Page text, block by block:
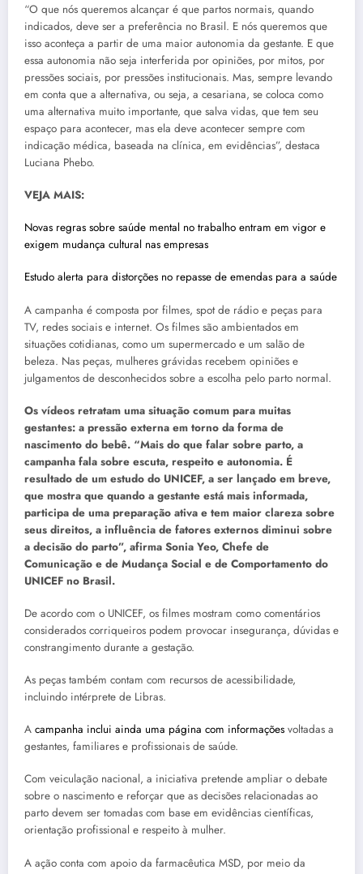
“O que nós queremos alcançar é que partos normais, quando
indicados, deve ser a preferência no Brasil. E nós queremos que
isso aconteça a partir de uma maior autonomia da gestante. E que
essa autonomia não seja interferida por opiniões, por mitos, por
pressões sociais, por pressões institucionais. Mas, sempre levando
em conta que a alternativa, ou seja, a cesariana, se coloca como
uma alternativa muito importante, que salva vidas, que tem seu
espaço para acontecer, mas ela deve acontecer sempre com
indicação médica, baseada na clínica, em evidências”, destaca
Luciana Phebo.
VEJA MAIS:
Novas regras sobre saúde mental no trabalho entram em vigor e
exigem mudança cultural nas empresas
Estudo alerta para distorções no repasse de emendas para a saúde
A campanha é composta por filmes, spot de rádio e peças para
TV, redes sociais e internet. Os filmes são ambientados em
situações cotidianas, como um supermercado e um salão de
beleza. Nas peças, mulheres grávidas recebem opiniões e
julgamentos de desconhecidos sobre a escolha pelo parto normal.
Os vídeos retratam uma situação comum para muitas
gestantes: a pressão externa em torno da forma de
nascimento do bebê. “Mais do que falar sobre parto, a
campanha fala sobre escuta, respeito e autonomia. É
resultado de um estudo do UNICEF, a ser lançado em breve,
que mostra que quando a gestante está mais informada,
participa de uma preparação ativa e tem maior clareza sobre
seus direitos, a influência de fatores externos diminui sobre
a decisão do parto”, afirma Sonia Yeo, Chefe de
Comunicação e de Mudança Social e de Comportamento do
UNICEF no Brasil.
De acordo com o UNICEF, os filmes mostram como comentários
considerados corriqueiros podem provocar insegurança, dúvidas e
constrangimento durante a gestação.
As peças também contam com recursos de acessibilidade,
incluindo intérprete de Libras.
A campanha inclui ainda uma página com informações voltadas a
gestantes, familiares e profissionais de saúde.
Com veiculação nacional, a iniciativa pretende ampliar o debate
sobre o nascimento e reforçar que as decisões relacionadas ao
parto devem ser tomadas com base em evidências científicas,
orientação profissional e respeito à mulher.
A ação conta com apoio da farmacêutica MSD, por meio da